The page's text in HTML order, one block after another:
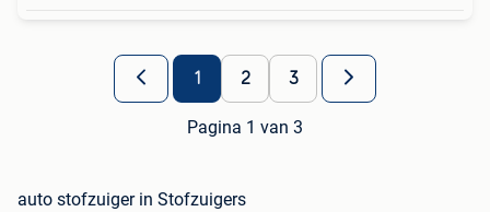
1 2 3
Pagina 1 van 3
auto stofzuiger in Stofzuigers